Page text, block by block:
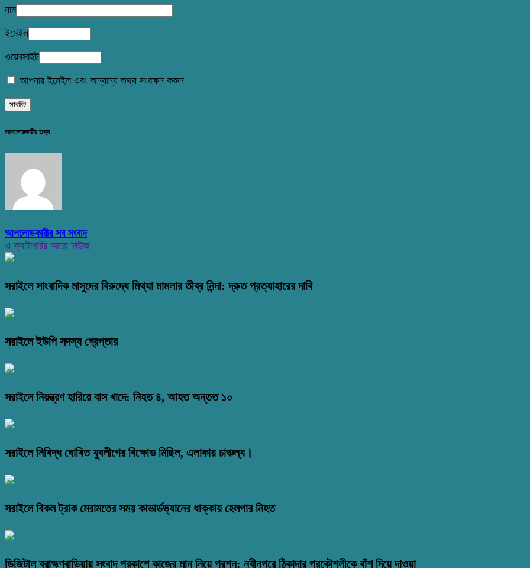
নাম
ইমেইল
ওয়েবসাইট
আপনার ইমেইল এবং অন্যান্য তথ্য সংরক্ষন করুন
আপলোডকারীর তথ্য
আপলোডকারীর সব সংবাদ
এ ক্যাটাগরির আরো নিউজ
সরাইলে সাংবাদিক মাসুদের বিরুদ্ধে মিথ্যা মামলার তীব্র নিন্দা: দ্রুত প্রত্যাহারের দাবি
সরাইলে ইউপি সদস্য গ্রেপ্তার
সরাইলে নিয়ন্ত্রণ হারিয়ে বাস খাদে: নিহত ৪, আহত অন্তত ১০
সরাইলে নিষিদ্ধ ঘোষিত যুবলীগের বিক্ষোভ মিছিল, এলাকায় চাঞ্চল্য।
সরাইলে বিকল ট্রাক মেরামতের সময় কাভার্ডভ্যানের ধাক্কায় হেলপার নিহত
ডিজিটাল ব্রাহ্মণবাড়িয়ায় সংবাদ প্রকাশে কাজের মান নিয়ে প্রশ্ন: নবীনগরে ঠিকাদার প্রকৌশলীকে বাঁশ দিয়ে দাওয়া